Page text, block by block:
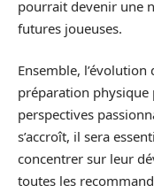
pourrait devenir une
futures joueuses.
Ensemble,
préparation
perspectives
s’accroît, il sera
concentrer sur leur
toutes les